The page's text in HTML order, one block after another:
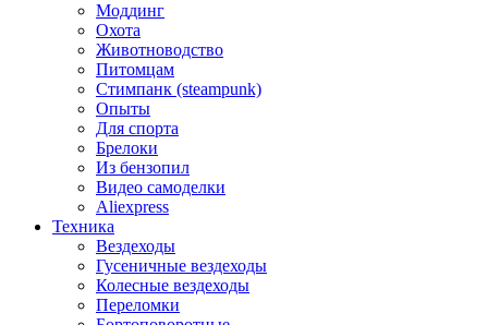
Моддинг
Охота
Животноводство
Питомцам
Стимпанк (steampunk)
Опыты
Для спорта
Брелоки
Из бензопил
Видео самоделки
Aliexpress
Техника
Вездеходы
Гусеничные вездеходы
Колесные вездеходы
Переломки